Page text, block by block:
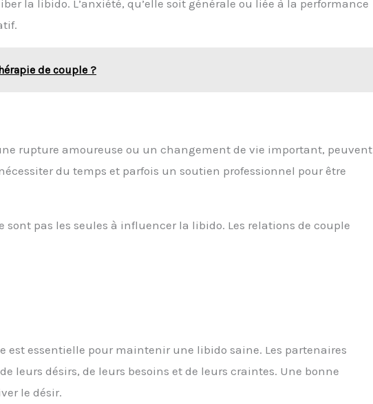
la libido. L’anxiété, qu’elle soit générale ou liée à la performance
de couple ?
rupture amoureuse ou un changement de vie important, peuvent
du temps et parfois un soutien professionnel pour être
sont pas les seules à influencer la libido. Les relations de couple
essentielle pour maintenir une libido saine. Les partenaires
leurs désirs, de leurs besoins et de leurs craintes. Une bonne
le désir.